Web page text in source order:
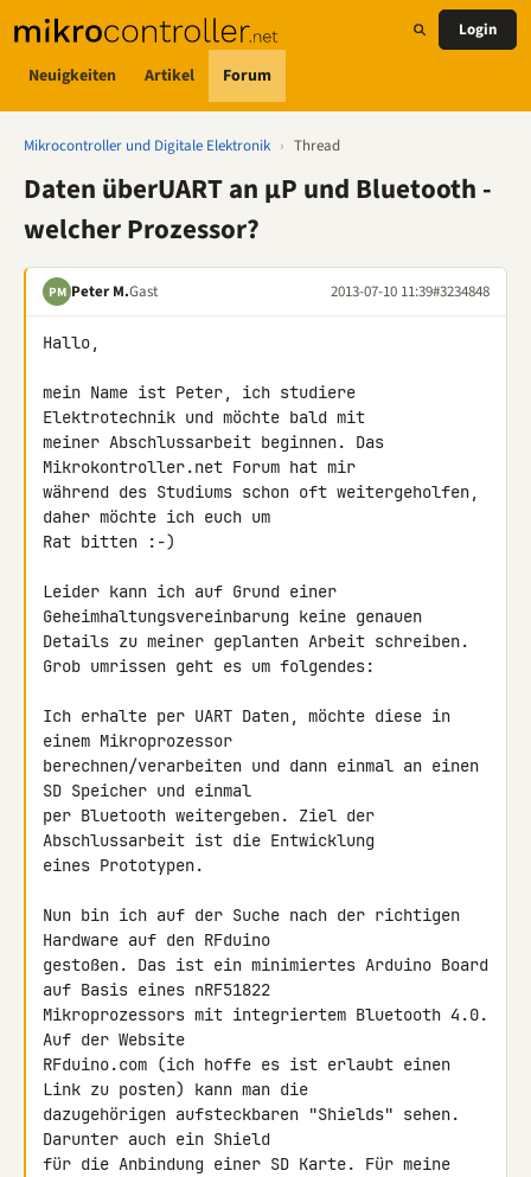
Neuigkeiten Artikel Forum
Login
Mikrocontroller und Digitale Elektronik › Thread
Daten überUART an µP und Bluetooth -
welcher Prozessor?
PM Peter M.Gast 2013-07-10 11:39#3234848
Hallo,
mein Name ist Peter, ich studiere
Elektrotechnik und möchte bald mit
meiner Abschlussarbeit beginnen. Das
Mikrokontroller.net Forum hat mir
während des Studiums schon oft weitergeholfen,
daher möchte ich euch um
Rat bitten :-)
Leider kann ich auf Grund einer
Geheimhaltungsvereinbarung keine genauen
Details zu meiner geplanten Arbeit schreiben.
Grob umrissen geht es um folgendes:
Ich erhalte per UART Daten, möchte diese in
einem Mikroprozessor
berechnen/verarbeiten und dann einmal an einen
SD Speicher und einmal
per Bluetooth weitergeben. Ziel der
Abschlussarbeit ist die Entwicklung
eines Prototypen.
Nun bin ich auf der Suche nach der richtigen
Hardware auf den RFduino
gestoßen. Das ist ein minimiertes Arduino Board
auf Basis eines nRF51822
Mikroprozessors mit integriertem Bluetooth 4.0.
Auf der Website
RFduino.com (ich hoffe es ist erlaubt einen
Link zu posten) kann man die
dazugehörigen aufsteckbaren "Shields" sehen.
Darunter auch ein Shield
für die Anbindung einer SD Karte. Für meine